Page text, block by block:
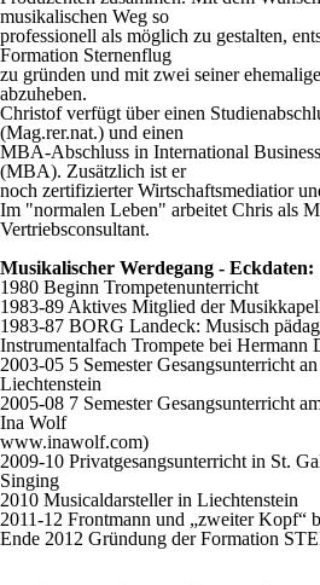
musikalischen Weg so
professionell als möglich zu gestalten,
Formation Sternenflug
zu gründen und mit zwei seiner
abzuheben.
Christof verfügt über einen
(Mag.rer.nat.) und einen
MBA-Abschluss in International
(MBA). Zusätzlich ist er
noch zertifizierter Wirtschaftsmediatior
Im "normalen Leben" arbeitet Chris als
Vertriebsconsultant.
Musikalischer Werdegang - Eckdaten:
1980 Beginn Trompetenunterricht
1983-89 Aktives Mitglied der
1983-87 BORG Landeck: Musisch
Instrumentalfach Trompete bei Hermann
2003-05 5 Semester Gesangsunterricht
Liechtenstein
2005-08 7 Semester Gesangsunterricht
Ina Wolf
www.inawolf.com)
2009-10 Privatgesangsunterricht in St.
Singing
2010 Musicaldarsteller in Liechtenstein
2011-12 Frontmann und „zweiter Kopf“
Ende 2012 Gründung der Formation